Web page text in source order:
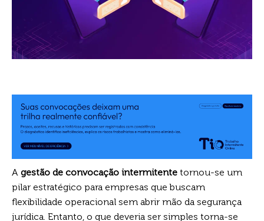
A gestão de convocação intermitente tornou-se um
pilar estratégico para empresas que buscam
flexibilidade operacional sem abrir mão da segurança
jurídica. Entanto, o que deveria ser simples torna-se